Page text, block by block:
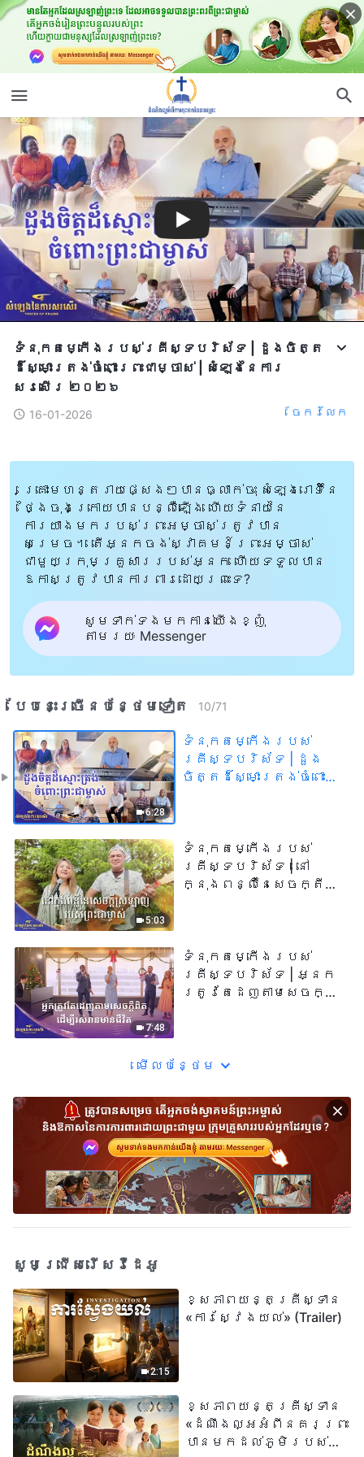
ទំនុកតម្កើង​របស់​គ្រីស្ទបរិស័ទ​ | ដួងចិត្ត
ដ៏ស្មោះត្រង់ចំពោះព្រះជាម្ចាស់​ | សំឡេងនៃការ
សរសើរ ២០២៦
16-01-2026 ចែក​រំលែក
គ្រោះមហន្តរាយផ្សេងៗបានធ្លាក់ចុះ សំឡេងរោទិ៍នៃ
ថ្ងៃចុងក្រោយបានបន្លឺឡើង ហើយទំនាយនៃ
ការយាងមករបស់ព្រះអម្ចាស់ត្រូវបាន
សម្រេច។ តើអ្នកចង់ស្វាគមន៍ព្រះអម្ចាស់
ជាមួយក្រុមគ្រួសាររបស់អ្នក ហើយទទួលបាន
ឱកាសត្រូវបានការពារដោយព្រះទេ?
សូមទាក់ទងមកកាន់យើងខ្ញុំ
តាមរយៈ Messenger
បែបនេះ​ច្រើនបន្ថែម​ទៀត​ 10/71
6:28
ទំនុកតម្កើង​របស់​
គ្រីស្ទបរិស័ទ​ | ដួង
ចិត្តដ៏ស្មោះត្រង់ចំពោះ
5:03
ទំនុកតម្កើង​របស់​
គ្រីស្ទបរិស័ទ​ | នៅ
ក្នុងពន្លឺនៃសេចក្តី
7:48
ទំនុកតម្កើង​របស់​
គ្រីស្ទបរិស័ទ​ | អ្នក
ត្រូវតែដេញតាមសេចក្ដី
មើល​​បន្ថែម​
សូមជ្រើសរើសវីដេអូ
2:15
ខ្សែភាពយន្តគ្រីស្ទាន
«ការស្វែងយល់» (Trailer)
ខ្សែភាពយន្តគ្រីស្ទាន
«ដំណឹងល្អអំពីនគរព្រះ
បានមកដល់​ភូមិរបស់